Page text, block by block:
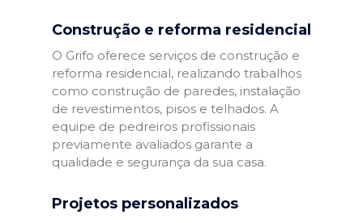
Construção e reforma residencial
O Grifo oferece serviços de construção e
reforma residencial, realizando trabalhos
como construção de paredes, instalação
de revestimentos, pisos e telhados. A
equipe de pedreiros profissionais
previamente avaliados garante a
qualidade e segurança da sua casa.
Projetos personalizados